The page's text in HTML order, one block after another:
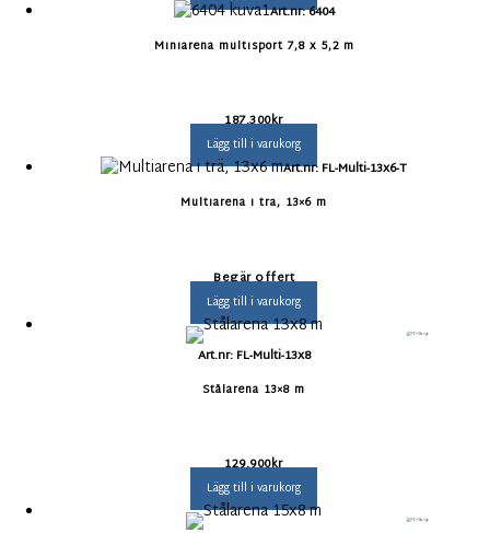
Art.nr: 6404
Miniarena multisport 7,8 x 5,2 m
187.300kr
Lägg till i varukorg
Art.nr: FL-Multi-13x6-T
Multiarena i trä, 13×6 m
Begär offert
Lägg till i varukorg
Art.nr: FL-Multi-13x8
Stålarena 13×8 m
129.900kr
Lägg till i varukorg